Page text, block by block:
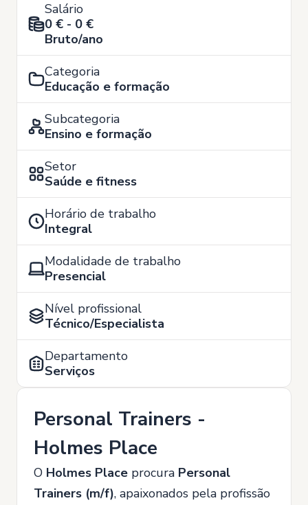
Salário
0 € - 0 €
Bruto/ano
Categoria
Educação e formação
Subcategoria
Ensino e formação
Setor
Saúde e fitness
Horário de trabalho
Integral
Modalidade de trabalho
Presencial
Nível profissional
Técnico/Especialista
Departamento
Serviços
Personal Trainers -
Holmes Place
O Holmes Place procura Personal
Trainers (m/f), apaixonados pela profissão